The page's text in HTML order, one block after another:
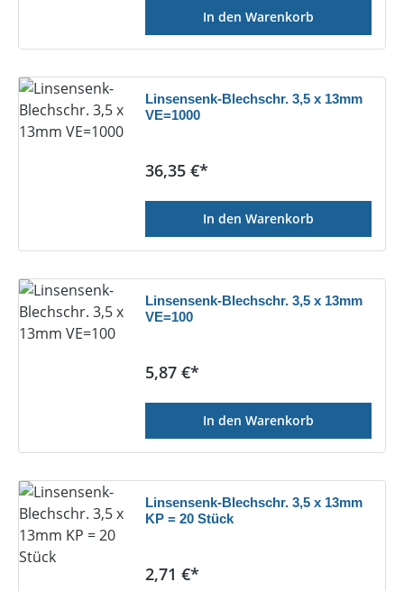
In den Warenkorb
Linsensenk-Blechschr. 3,5 x 13mm
VE=1000
Regulärer Preis:
36,35 €*
In den Warenkorb
Linsensenk-Blechschr. 3,5 x 13mm
VE=100
Regulärer Preis:
5,87 €*
In den Warenkorb
Linsensenk-Blechschr. 3,5 x 13mm
KP = 20 Stück
Regulärer Preis:
2,71 €*